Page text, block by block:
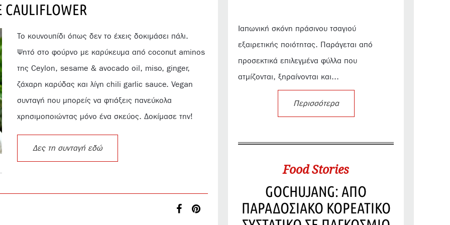
CAULIFLOWER
Το κουνουπίδι όπως δεν το έχεις δοκιμάσει πάλι.
Ψητό στο φούρνο με καρύκευμα από coconut aminos
της Ceylon, sesame & avocado oil, miso, ginger,
ζάχαρη καρύδας και λίγη chili garlic sauce. Vegan
συνταγή που μπορείς να φτιάξεις πανεύκολα
χρησιμοποιώντας μόνο ένα σκεύος. Δοκίμασε την!
Δες τη συνταγή εδώ
Ιαπωνική σκόνη πράσινου τσαγιού
εξαιρετικής ποιότητας. Παράγεται από
προσεκτικά επιλεγμένα φύλλα που
ατμίζονται, ξηραίνονται και...
Περισσότερα
Food Stories
GOCHUJANG: ΑΠΟ
ΠΑΡΑΔΟΣΙΑΚΟ ΚΟΡΕΑΤΙΚΟ